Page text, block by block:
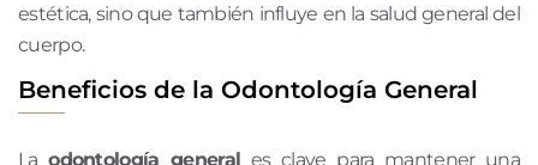
estética, sino que también influye en la salud general del
cuerpo.
Beneficios de la Odontología General
Laodontología general es clave para mantener una